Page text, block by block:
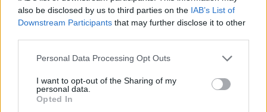
also be disclosed by us to third parties on the IAB’s List of
Downstream Participants that may further disclose it to other
Please note that this website/app uses one or more Google
not limited to your visit or usage behaviour. You may click to
grant or deny consent to Google and its third-party tags to
use your data for below specified purposes in below Google
Personal Data Processing Opt Outs
I want to opt-out of the Sharing of my
personal data.
Opted In
Követem
HÍRADÓ #